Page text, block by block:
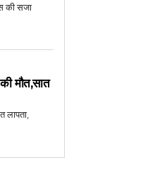
की सजा
मौत,सात
लापता,